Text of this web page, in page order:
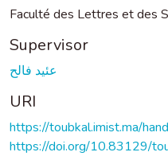
Faculté des Lettres et des
Supervisor
عئيد فالح
URI
https://toubkal.imist.ma/
https://doi.org/10.83129/